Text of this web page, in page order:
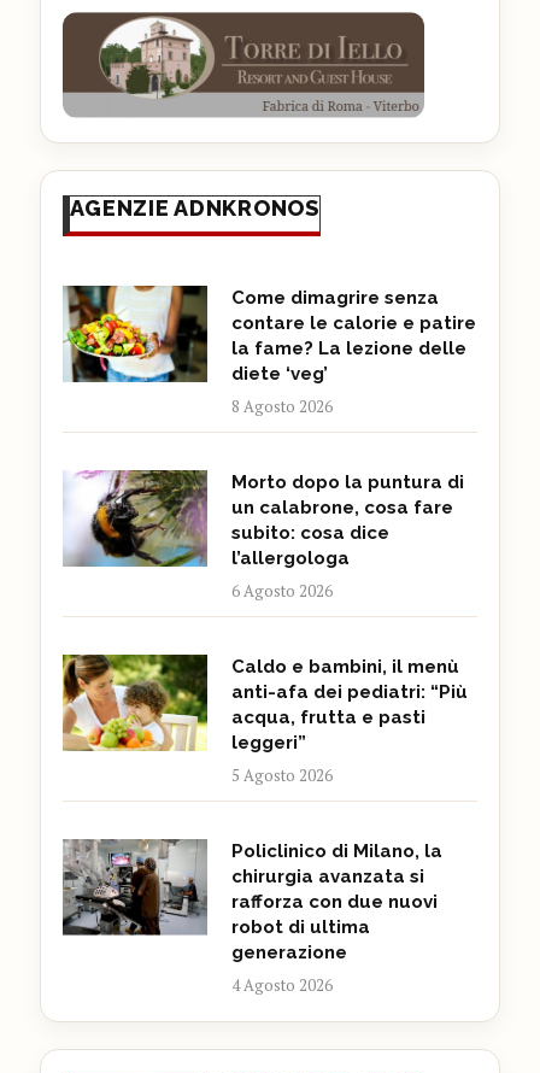
AGENZIE ADNKRONOS
Come dimagrire senza
contare le calorie e patire
la fame? La lezione delle
diete ‘veg’
8 Agosto 2026
Morto dopo la puntura di
un calabrone, cosa fare
subito: cosa dice
l’allergologa
6 Agosto 2026
Caldo e bambini, il menù
anti-afa dei pediatri: “Più
acqua, frutta e pasti
leggeri”
5 Agosto 2026
Policlinico di Milano, la
chirurgia avanzata si
rafforza con due nuovi
robot di ultima
generazione
4 Agosto 2026